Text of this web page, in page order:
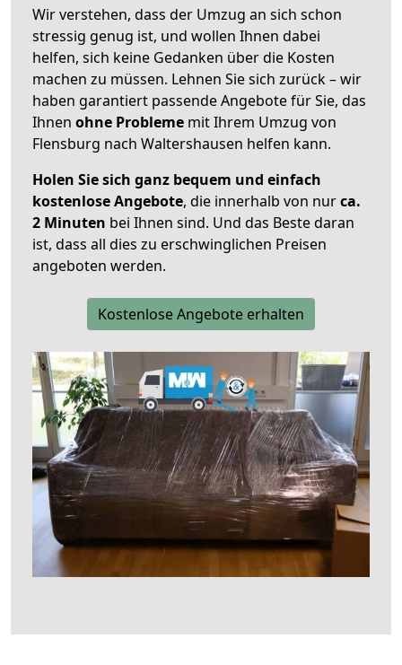
Wir verstehen, dass der Umzug an sich schon
stressig genug ist, und wollen Ihnen dabei
helfen, sich keine Gedanken über die Kosten
machen zu müssen. Lehnen Sie sich zurück – wir
haben garantiert passende Angebote für Sie, das
Ihnen ohne Probleme mit Ihrem Umzug von
Flensburg nach Waltershausen helfen kann.
Holen Sie sich ganz bequem und einfach
kostenlose Angebote, die innerhalb von nurca.
2 Minuten bei Ihnen sind. Und das Beste daran
ist, dass all dies zu erschwinglichen Preisen
angeboten werden.
Kostenlose Angebote erhalten